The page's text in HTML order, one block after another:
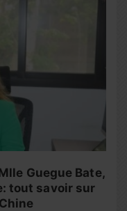
Guegue Bate,
tout savoir sur